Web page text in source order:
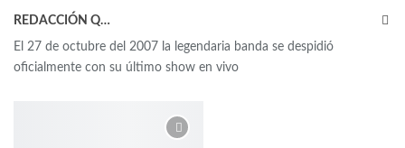
REDACCIÓN QRP
El 27 de octubre del 2007 la legendaria banda se despidió
oficialmente con su último show en vivo